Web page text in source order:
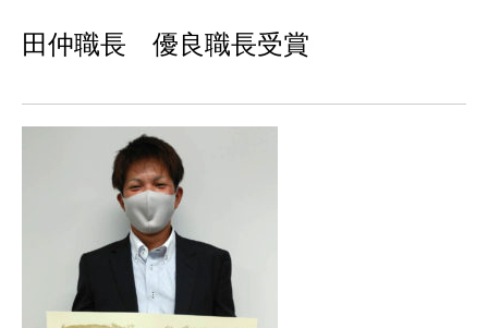
田仲職長 優良職長受賞